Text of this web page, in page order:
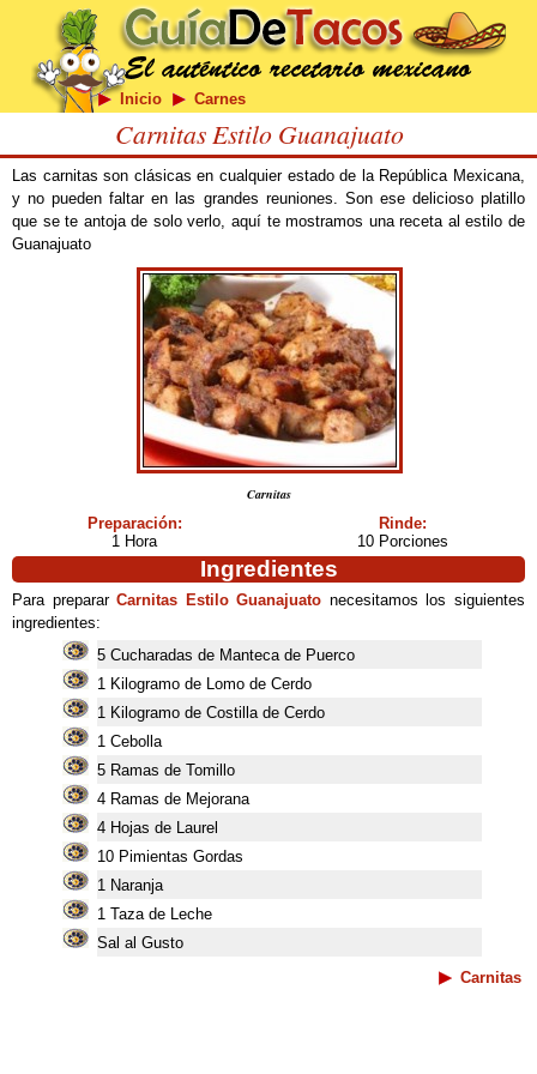
Inicio Carnes
Carnitas Estilo Guanajuato
Las carnitas son clásicas en cualquier estado de la República Mexicana,
y no pueden faltar en las grandes reuniones. Son ese delicioso platillo
que se te antoja de solo verlo, aquí te mostramos una receta al estilo de
Guanajuato
Carnitas
Preparación:
1 Hora
Rinde:
10 Porciones
Ingredientes
Para prepararCarnitas Estilo Guanajuato necesitamos los siguientes
ingredientes:
5 Cucharadas de Manteca de Puerco
1 Kilogramo de Lomo de Cerdo
1 Kilogramo de Costilla de Cerdo
1 Cebolla
5 Ramas de Tomillo
4 Ramas de Mejorana
4 Hojas de Laurel
10 Pimientas Gordas
1 Naranja
1 Taza de Leche
Sal al Gusto
Carnitas